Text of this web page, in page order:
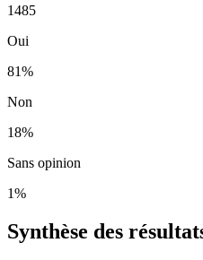
1485
Oui
81%
Non
18%
Sans opinion
1%
Synthèse des